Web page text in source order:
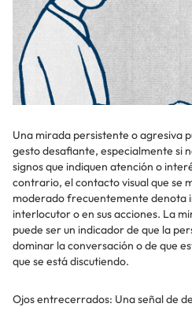
Una mirada persistente o agresiva
gesto desafiante, especialmente si
signos que indiquen atención o
contrario, el contacto visual que se
moderado frecuentemente denota
interlocutor o en sus acciones. La
puede ser un indicador de que la
dominar la conversación o de que
que se está discutiendo.
Ojos entrecerrados: Una señal de